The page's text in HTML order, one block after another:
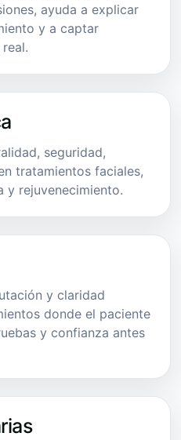
ayuda a explicar
y a captar
seguridad,
tratamientos faciales,
y rejuvenecimiento.
y claridad
donde el paciente
y confianza antes